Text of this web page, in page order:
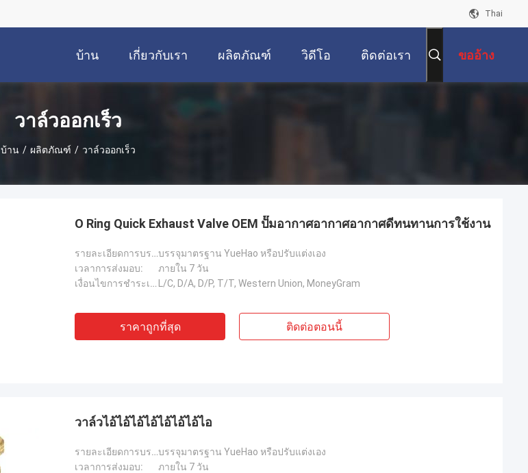
Thai
บ้าน เกี่ยวกับเรา ผลิตภัณฑ์ วิดีโอ ติดต่อเรา ขออ้าง
วาล์วออกเร็ว
บ้าน / ผลิตภัณฑ์ / วาล์วออกเร็ว
O Ring Quick Exhaust Valve OEM ปั๊มอากาศอากาศอากาศดีทนทานการใช้งาน
รายละเอียดการบรรจุ:บรรจุมาตรฐาน YueHao หรือปรับแต่งเอง
เวลาการส่งมอบ:
ภายใน 7 วัน
เงื่อนไขการชำระเงิน:
L/C, D/A, D/P, T/T, Western Union, MoneyGram
ราคาถูกที่สุด ติดต่อตอนนี้
วาล์วไอ้ไอ้ไอ้ไอ้ไอ้ไอ้ไอ้ไอ
รายละเอียดการบรรจุ:บรรจุมาตรฐาน YueHao หรือปรับแต่งเอง
เวลาการส่งมอบ:
ภายใน 7 วัน